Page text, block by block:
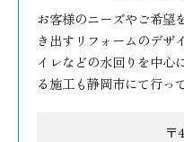
お客様のニーズやご希望
き出すリフォームのデザ
イレなどの水回りを中心
る施工も静岡市にて行っ
〒